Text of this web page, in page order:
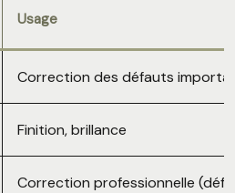
Usage
Correction des défauts
Finition, brillance
Correction professionnelle